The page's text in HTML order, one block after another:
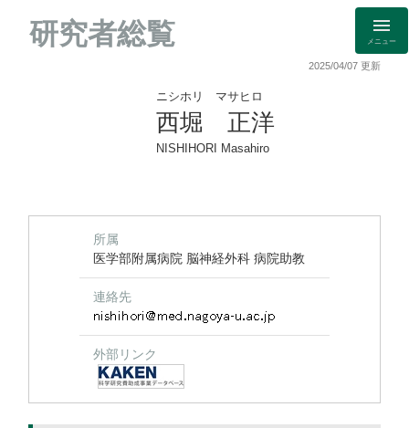
研究者総覧 メニュー
2025/04/07 更新
ニシホリ マサヒロ
西堀 正洋
NISHIHORI Masahiro
所属
医学部附属病院 脳神経外科 病院助教
連絡先
外部リンク